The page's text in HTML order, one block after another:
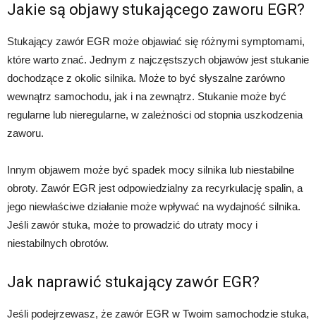
Jakie są objawy stukającego zaworu EGR?
Stukający zawór EGR może objawiać się różnymi symptomami,
które warto znać. Jednym z najczęstszych objawów jest stukanie
dochodzące z okolic silnika. Może to być słyszalne zarówno
wewnątrz samochodu, jak i na zewnątrz. Stukanie może być
regularne lub nieregularne, w zależności od stopnia uszkodzenia
zaworu.
Innym objawem może być spadek mocy silnika lub niestabilne
obroty. Zawór EGR jest odpowiedzialny za recyrkulację spalin, a
jego niewłaściwe działanie może wpływać na wydajność silnika.
Jeśli zawór stuka, może to prowadzić do utraty mocy i
niestabilnych obrotów.
Jak naprawić stukający zawór EGR?
Jeśli podejrzewasz, że zawór EGR w Twoim samochodzie stuka,